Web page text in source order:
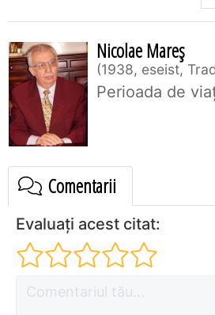
Nicolae Mareș
1938, eseist,
Perioada de
Comentarii
Evaluați acest citat: